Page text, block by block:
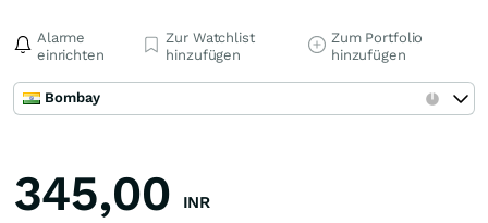
Alarme
einrichten
Zur Watchlist
hinzufügen
Zum Portfolio
hinzufügen
Bombay
345,00 INR